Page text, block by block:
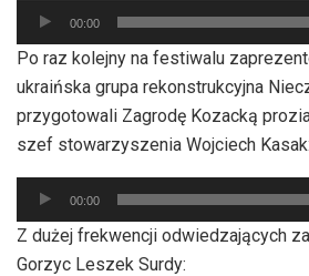
Odtwarzacz
plików
dźwiękowych
00:00
Po raz kolejny na festiwalu
ukraińska grupa rekonstrukcyjna
przygotowali Zagrodę Kozacką
szef stowarzyszenia Wojciech Kasak:
Odtwarzacz
plików
dźwiękowych
00:00
Z dużej frekwencji odwiedzających
Gorzyc Leszek Surdy: